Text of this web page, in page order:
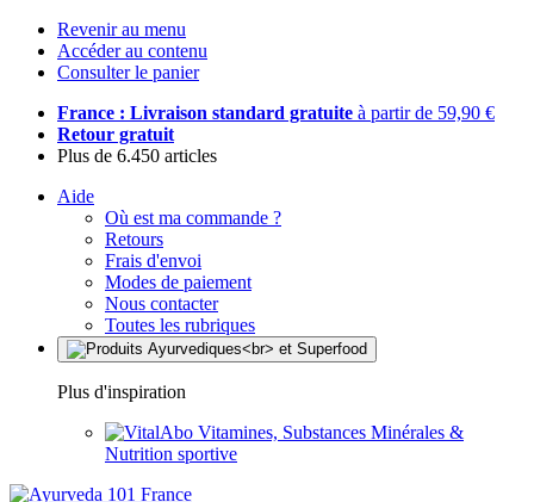
Revenir au menu
Accéder au contenu
Consulter le panier
France : Livraison standard gratuite à partir de 59,90 €
Retour gratuit
Plus de 6.450 articles
Aide
Où est ma commande ?
Retours
Frais d'envoi
Modes de paiement
Nous contacter
Toutes les rubriques
Plus d'inspiration
Vitamines, Substances Minérales &
Nutrition sportive